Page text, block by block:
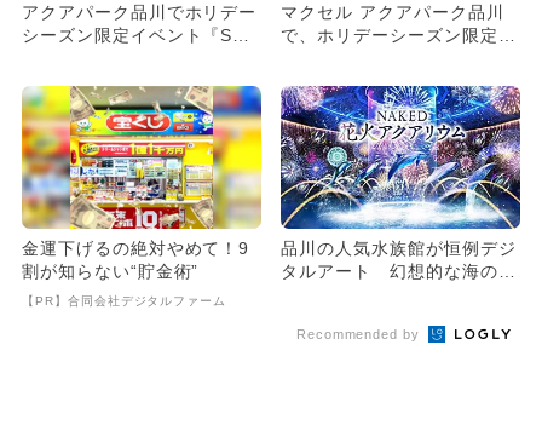
アクアパーク品川でホリデー
シーズン限定イベント『STA
マクセル アクアパーク品川
で、ホリデーシーズン限定イ
金運下げるの絶対やめて！9
割が知らない“貯金術”
【PR】合同会社デジタルファーム
品川の人気水族館が恒例デジ
タルアート 幻想的な海の祭
Recommended by